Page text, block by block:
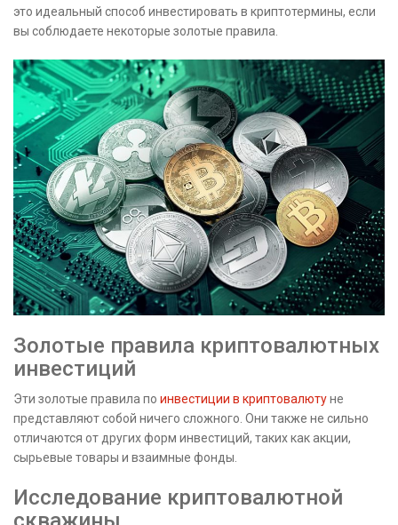
это идеальный способ инвестировать в криптотермины, если
вы соблюдаете некоторые золотые правила.
Золотые правила криптовалютных
инвестиций
Эти золотые правила по инвестиции в криптовалютуне
представляют собой ничего сложного. Они также не сильно
отличаются от других форм инвестиций, таких как акции,
сырьевые товары и взаимные фонды.
Исследование криптовалютной